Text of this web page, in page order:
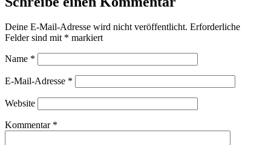
Deine E-Mail-Adresse wird nicht veröffentlicht. Erforderliche
Felder sind mit * markiert
Name *
E-Mail-Adresse *
Website
Kommentar *